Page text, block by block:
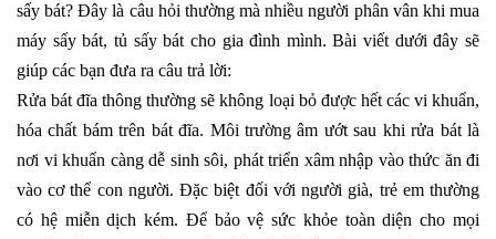
sấy bát? Đây là câu hỏi thường mà nhiều người phân vân khi mua
máy sấy bát, tủ sấy bát cho gia đình mình. Bài viết dưới đây sẽ
giúp các bạn đưa ra câu trả lời:
Rửa bát đĩa thông thường sẽ không loại bỏ được hết các vi khuẩn,
hóa chất bám trên bát đĩa. Môi trường âm ướt sau khi rửa bát là
nơi vi khuẩn càng dễ sinh sôi, phát triển xâm nhập vào thức ăn đi
vào cơ thể con người. Đặc biệt đối với người già, trẻ em thường
có hệ miễn dịch kém. Để bảo vệ sức khỏe toàn diện cho mọi